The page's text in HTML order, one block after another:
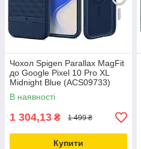
Чохол Spigen Parallax MagFit
до Google Pixel 10 Pro XL
Midnight Blue (ACS09733)
В наявності
1 304,13 ₴ 1 499 ₴
Купити